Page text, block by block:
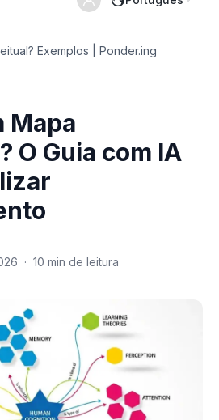
Exemplos | Ponder.ing
Mapa
O Guia com IA
· 10 min de leitura